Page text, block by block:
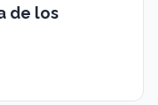
de los